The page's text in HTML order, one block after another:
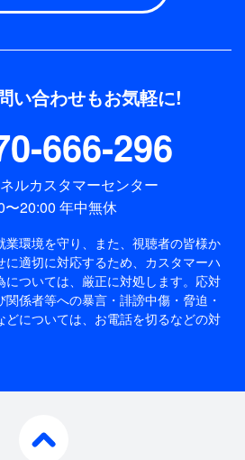
い合わせもお気軽に!
666-296
ルカスタマーセンター
〜20:00 年中無休
業環境を守り、また、視聴者の皆様か
適切に対応するため、 カスタマーハ
については、厳正に対処します。応対
係者等への暴言・誹謗中傷・脅迫・
については、お電話を切るなどの対